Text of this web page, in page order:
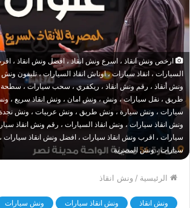
ارخص ونش انقاذ ، اسرع ونش انقاذ ، افضل ونش انقاذ ،
السيارات ، انقاذ سيارات ، اوناش انقاذ السيارات ، تليفون
ونش أنقاذ ، رقم ونش انقاذ ، ريكفري ، سحب سيارات ،
طريق ، نقل سيارات ، ونش ، ونش امان ، ونش انقاذ سريع ،
سيارات ، ونش سيارة ، ونش طريق ، ونش عربيات ، ونش
ونش انقاذ سيارات ، ونش انقاذ السيارات ، رقم ونش انقاذ
سيارات ، اقرب ونش انقاذ سيارات ، افضل ونش انقاذ سيارات
سيارات ، ونش المصرية
الرئيسية / ونش انقاذ
ونش انقاذ ونش انقاذ سيارات ونش سيارات